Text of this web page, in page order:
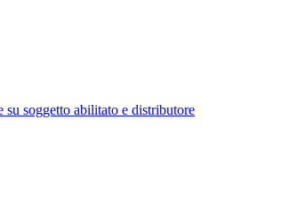
su soggetto abilitato e distributore